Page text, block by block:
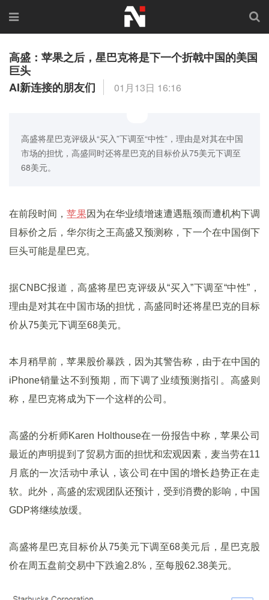
高盛：苹果之后，星巴克将是下一个折戟中国的美国
巨头
AI新连接的朋友们
01月13日 16:16
高盛将星巴克评级从“买入”下调至“中性”，理由是对其在中国
市场的担忧，高盛同时还将星巴克的目标价从75美元下调至
68美元。
在前段时间，苹果因为在华业绩增速遭遇瓶颈而遭机构下调
目标价之后，华尔街之王高盛又预测称，下一个在中国倒下
巨头可能是星巴克。
据CNBC报道，高盛将星巴克评级从“买入”下调至“中性”，
理由是对其在中国市场的担忧，高盛同时还将星巴克的目标
价从75美元下调至68美元。
本月稍早前，苹果股价暴跌，因为其警告称，由于在中国的
iPhone销量达不到预期，而下调了业绩预测指引。高盛则
称，星巴克将成为下一个这样的公司。
高盛的分析师Karen Holthouse在一份报告中称，苹果公司
最近的声明提到了贸易方面的担忧和宏观因素，麦当劳在11
月底的一次活动中承认，该公司在中国的增长趋势正在走
软。此外，高盛的宏观团队还预计，受到消费的影响，中国
GDP将继续放缓。
高盛将星巴克目标价从75美元下调至68美元后，星巴克股
价在周五盘前交易中下跌逾2.8%，至每股62.38美元。